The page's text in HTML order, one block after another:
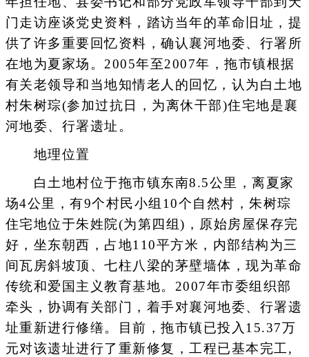
门走访座谈党史资料，踏访当年的革命旧址，提
供了许多重要回忆资料，确认襄河地委、行署所
在地为夏家场。2005年至2007年，拖市镇根据
有关老领导和当地知情老人的回忆，认为白土地
村朱树琮(参加过抗日，为离休干部)住宅地是襄
河地委、行署遗址。
地理位置
白土地村位于拖市镇东南8.5公里，离夏家
场4公里，有9个村民小组10个自然村，朱树琮
住宅地位于朱姓院(为第四组)，原始房屋保存完
好，坐东朝西，占地110平方米，内部结构为三
间瓦房斜坡顶、七柱八梁的茅壁墙体，现为革命
传统和爱国主义教育基地。2007年市委组织部
牵头，协调有关部门，着手对襄河地委、行署遗
址重新进行修缮。目前，拖市镇已投入15.37万
元对该遗址进行了重新修复，工程已基本完工,